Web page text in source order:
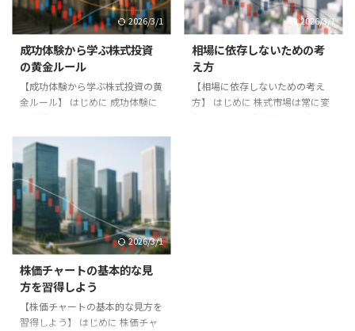
る。 2. **休養と睡眠**：健康を
優先する。 3. **呼吸法や瞑想
過多を避ける**：必要な情報だけ
を選ぶ。 実践例 プロのトレーダ
ーはストレス管理を重視し、運動
や瞑想を習慣化しています ...
価は上がり、売りたい人が多けれ
ば株価は下がります。 企業業績
すれば、将来の成長が期待され株
価が上がります。決算発表は株価
に大きな影響を与えるイベントで
す。 景気や金利 景気が好調で企
2026/3/1
成功体験から学ぶ株式投資
の黄金ルール
【成功体験から学ぶ株式投資の黄
金ルール】 はじめに 成功体験に
本記事では成功体験から学べる株
式投資の黄金ルールを紹介しま
す。 黄金ルール 1. **分散投資を
徹底する**。 2. **損切りルール
を守る**。 3. **長期的な視点を
持つ**。 4. **感情に左右されな
い**。 5. **学び続ける姿勢を持
つ**。 実践例 ある投資家は、こ
たリターンを得ました。特に長期
投資と損切りルールの徹底が資産
形成に大きく寄与しました。 ま
とめ 株式投資に ...
2026/3/1
相場に依存しないための考
え方
【相場に依存しないための考え
方】 はじめに 株式市場は常に変
2026/3/1
株価チャートの基本的な見
方を習得しよう
【株価チャートの基本的な見方を
習得しよう】 はじめに 株価チャ